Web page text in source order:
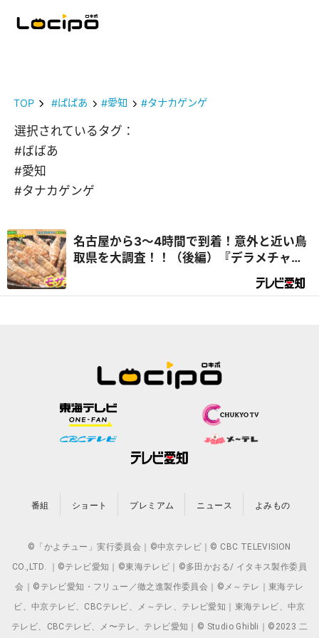
TOP #ばばあ #愛知 #タナカゲンゲ
選択されているタグ：
#ばばあ
#愛知
#タナカゲンゲ
名古屋から3～4時間で到着！意外と近い鳥
取県を大調査！！（後編）『デラメチャ気
番組 ショート プレミアム ニュース よみもの
©「かよチュー」実行委員会｜©中京テレビ｜© CBC TELEVISION
CO.,LTD. ｜©テレビ愛知｜©東海テレビ｜©多田かおる/ イタキス製作委員
会｜©テレビ愛知・フリュー／徹之進製作委員会｜©メ～テレ｜東海テレ
ビ、中京テレビ、CBCテレビ、メ～テレ、テレビ愛知｜東海テレビ、中京
テレビ、CBCテレビ、メ〜テレ、テレビ愛知｜© Studio Ghibli｜©2023 二